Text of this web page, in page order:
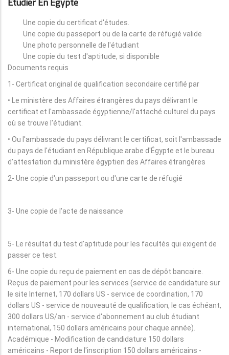
Une copie du certificat d'études.
Une copie du passeport ou de la carte de réfugié valide
Une photo personnelle de l'étudiant
Une copie du test d'aptitude, si disponible
Documents requis
1- Certificat original de qualification secondaire certifié par
• Le ministère des Affaires étrangères du pays délivrant le
certificat et l'ambassade égyptienne/l'attaché culturel du pays
où se trouve l'étudiant.
• Ou l'ambassade du pays délivrant le certificat, soit l'ambassade
du pays de l'étudiant en République arabe d'Égypte et le bureau
d'attestation du ministère égyptien des Affaires étrangères
2- Une copie d'un passeport ou d'une carte de réfugié
3- Une copie de l'acte de naissance
5- Le résultat du test d'aptitude pour les facultés qui exigent de
passer ce test.
6- Une copie du reçu de paiement en cas de dépôt bancaire.
Reçus de paiement pour les services (service de candidature sur
le site Internet, 170 dollars US - service de coordination, 170
dollars US - service de nouveauté de qualification, le cas échéant,
300 dollars US/an - service d'abonnement au club étudiant
international, 150 dollars américains pour chaque année).
Académique - Modification de candidature 150 dollars
américains - Report de l'inscription 150 dollars américains -